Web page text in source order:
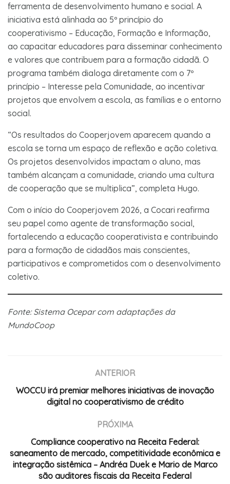
ferramenta de desenvolvimento humano e social. A
iniciativa está alinhada ao 5º princípio do
cooperativismo – Educação, Formação e Informação,
ao capacitar educadores para disseminar conhecimento
e valores que contribuem para a formação cidadã. O
programa também dialoga diretamente com o 7º
princípio – Interesse pela Comunidade, ao incentivar
projetos que envolvem a escola, as famílias e o entorno
social.
“Os resultados do Cooperjovem aparecem quando a
escola se torna um espaço de reflexão e ação coletiva.
Os projetos desenvolvidos impactam o aluno, mas
também alcançam a comunidade, criando uma cultura
de cooperação que se multiplica”, completa Hugo.
Com o início do Cooperjovem 2026, a Cocari reafirma
seu papel como agente de transformação social,
fortalecendo a educação cooperativista e contribuindo
para a formação de cidadãos mais conscientes,
participativos e comprometidos com o desenvolvimento
coletivo.
Fonte: Sistema Ocepar com adaptações da
MundoCoop
ANTERIOR
WOCCU irá premiar melhores iniciativas de inovação
digital no cooperativismo de crédito
PRÓXIMA
Compliance cooperativo na Receita Federal:
saneamento de mercado, competitividade econômica e
integração sistêmica – Andréa Duek e Mario de Marco
são auditores fiscais da Receita Federal